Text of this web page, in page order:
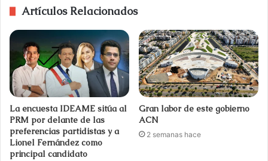
Artículos Relacionados
La encuesta IDEAME sitúa al
PRM por delante de las
preferencias partidistas y a
Lionel Fernández como
principal candidato
Gran labor de este gobierno
ACN
2 semanas hace